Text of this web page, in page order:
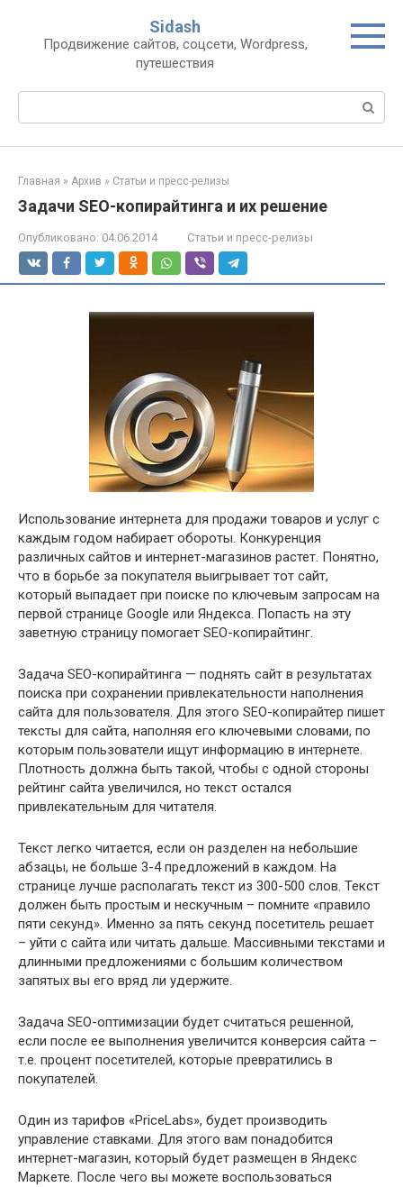
контенту
Sidash
Продвижение сайтов, соцсети, Wordpress,
путешествия
Главная » Архив » Статьи и пресс-релизы
Задачи SEO-копирайтинга и их решение
Опубликовано: 04.06.2014 Статьи и пресс-релизы
Использование интернета для продажи товаров и услуг с
каждым годом набирает обороты. Конкуренция
различных сайтов и интернет-магазинов растет. Понятно,
что в борьбе за покупателя выигрывает тот сайт,
который выпадает при поиске по ключевым запросам на
первой странице Google или Яндекса. Попасть на эту
заветную страницу помогает SEO-копирайтинг.
Задача SEO-копирайтинга — поднять сайт в результатах
поиска при сохранении привлекательности наполнения
сайта для пользователя. Для этого SEO-копирайтер пишет
тексты для сайта, наполняя его ключевыми словами, по
которым пользователи ищут информацию в интернете.
Плотность должна быть такой, чтобы с одной стороны
рейтинг сайта увеличился, но текст остался
привлекательным для читателя.
Текст легко читается, если он разделен на небольшие
абзацы, не больше 3-4 предложений в каждом. На
странице лучше располагать текст из 300-500 слов. Текст
должен быть простым и нескучным – помните «правило
пяти секунд». Именно за пять секунд посетитель решает
– уйти с сайта или читать дальше. Массивными текстами и
длинными предложениями с большим количеством
запятых вы его вряд ли удержите.
Задача SEO-оптимизации будет считаться решенной,
если после ее выполнения увеличится конверсия сайта –
т.е. процент посетителей, которые превратились в
покупателей.
Один из тарифов «PriceLabs», будет производить
управление ставками. Для этого вам понадобится
интернет-магазин, который будет размещен в Яндекс
Маркете. После чего вы можете воспользоваться